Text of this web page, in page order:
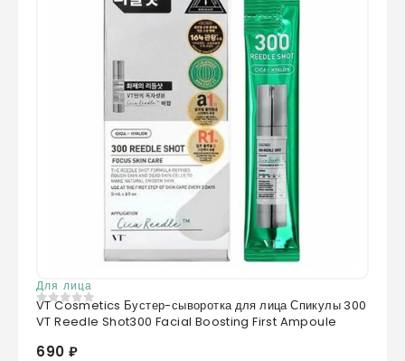
Для лица
0 из 5
VT Cosmetics Бустер-сыворотка для лица Спикулы 300
VT Reedle Shot300 Facial Boosting First Ampoule
690 ₽